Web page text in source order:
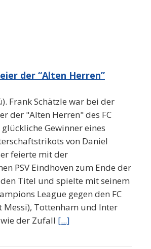
der “Alten Herren”
Frank Schätzle war bei der
der "Alten Herren" des FC
Gewinner eines
von Daniel
feierte mit der
PSV Eindhoven zum Ende der
Titel und spielte mit seinem
League gegen den FC
Messi), Tottenham und Inter
der Zufall [...]